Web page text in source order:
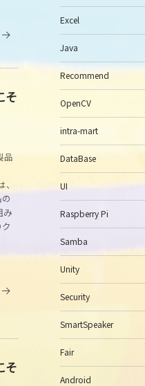
そ
品
み
そ
Excel
Java
Recommend
OpenCV
intra-mart
DataBase
UI
Raspberry Pi
Samba
Unity
Security
SmartSpeaker
Fair
Android